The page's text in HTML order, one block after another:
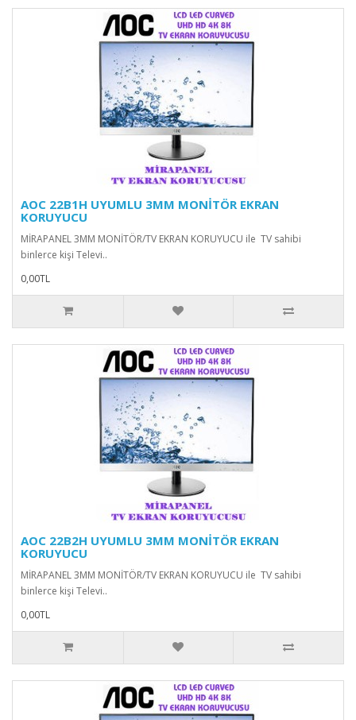
AOC 22B1H UYUMLU 3MM MONİTÖR EKRAN
KORUYUCU
MİRAPANEL 3MM MONİTÖR/TV EKRAN KORUYUCU ile TV sahibi
binlerce kişi Televi..
0,00TL
AOC 22B2H UYUMLU 3MM MONİTÖR EKRAN
KORUYUCU
MİRAPANEL 3MM MONİTÖR/TV EKRAN KORUYUCU ile TV sahibi
binlerce kişi Televi..
0,00TL